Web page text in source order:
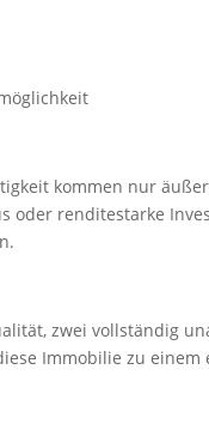
kommen nur
oder renditestarke
zwei vollständig
Immobilie zu